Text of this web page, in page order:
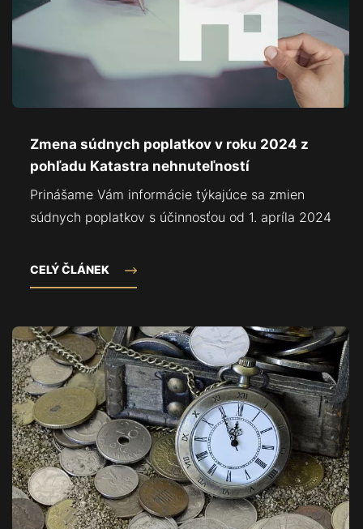
Zmena súdnych poplatkov v roku 2024 z
pohľadu Katastra nehnuteľností
Prinášame Vám informácie týkajúce sa zmien
súdnych poplatkov s účinnosťou od 1. apríla 2024
CELÝ ČLÁNEK